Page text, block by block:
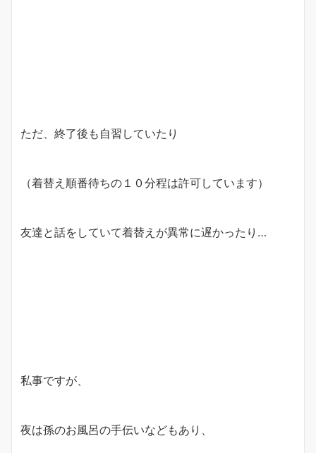
ただ、終了後も自習していたり
（着替え順番待ちの１０分程は許可しています）
友達と話をしていて着替えが異常に遅かったり…
私事ですが、
夜は孫のお風呂の手伝いなどもあり、